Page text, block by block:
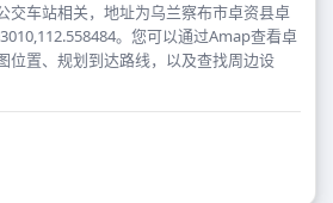
交车站相关，地址为乌兰察布市卓资县卓
。您可以通过Amap查看卓
位置、规划到达路线，以及查找周边设